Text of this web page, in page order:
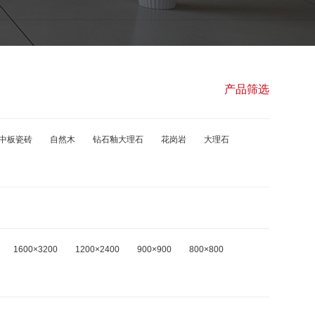
产品筛选
板瓷砖 自然木 钻石釉大理石 花岗岩 大理石
1600×3200 1200×2400 900×900 800×800